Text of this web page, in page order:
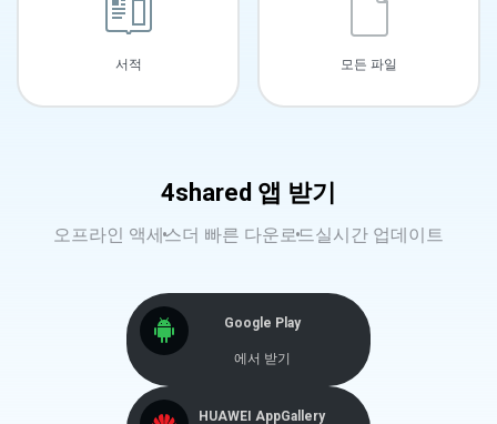
서적 모든 파일
4shared 앱 받기
오프라인 액세스더 빠른 다운로드실시간 업데이트
Google Play
에서 받기
HUAWEI AppGallery